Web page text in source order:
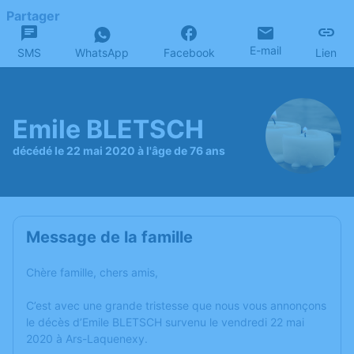
Partager
SMS WhatsApp Facebook E-mail Lien
Emile BLETSCH
décédé le 22 mai 2020 à l'âge de 76 ans
Message de la famille
Chère famille, chers amis,
C’est avec une grande tristesse que nous vous annonçons
le décès d’Emile BLETSCH survenu le vendredi 22 mai
2020 à Ars-Laquenexy.